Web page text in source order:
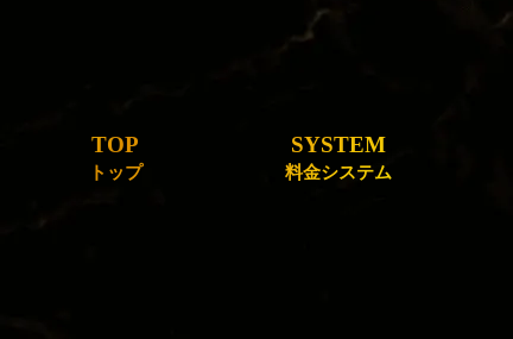
TOP
トップ
SYSTEM
料金システム